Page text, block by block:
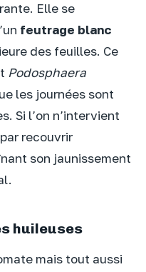
Elle se
feutrage blanc
des feuilles. Ce
Podosphaera
les journées sont
Si l’on n’intervient
recouvrir
son jaunissement
huileuses
mais tout aussi